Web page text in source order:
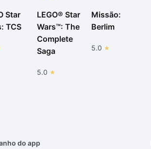
Star
TCS
LEGO® Star
Wars™: The
Complete
Saga
5.0
Missão:
Berlim
5.0
do app